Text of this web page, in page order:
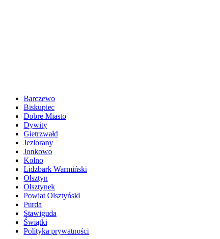
Barczewo
Biskupiec
Dobre Miasto
Dywity
Gietrzwałd
Jeziorany
Jonkowo
Kolno
Lidzbark Warmiński
Olsztyn
Olsztynek
Powiat Olsztyński
Purda
Stawiguda
Świątki
Polityka prywatności